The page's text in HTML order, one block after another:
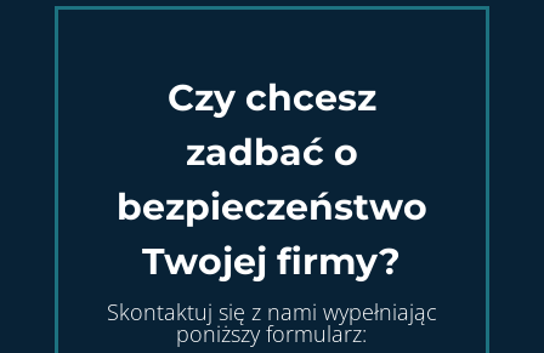
Czy chcesz
zadbać o
bezpieczeństwo
Twojej firmy?
Skontaktuj się z nami wypełniając
poniższy formularz: